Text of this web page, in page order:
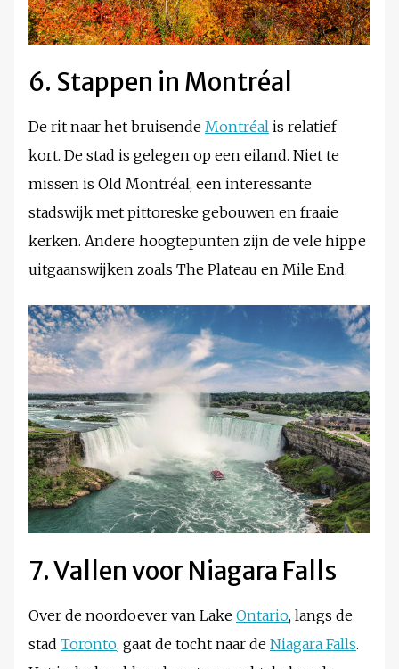
6. Stappen in Montréal
De rit naar het bruisende Montréal is relatief
kort. De stad is gelegen op een eiland. Niet te
missen is Old Montréal, een interessante
stadswijk met pittoreske gebouwen en fraaie
kerken. Andere hoogtepunten zijn de vele hippe
uitgaanswijken zoals The Plateau en Mile End.
7. Vallen voor Niagara Falls
Over de noordoever van Lake Ontario, langs de
stad Toronto, gaat de tocht naar de Niagara Falls.